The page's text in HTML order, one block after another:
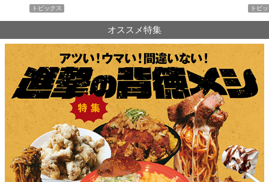
トピックス PR
オススメ特集